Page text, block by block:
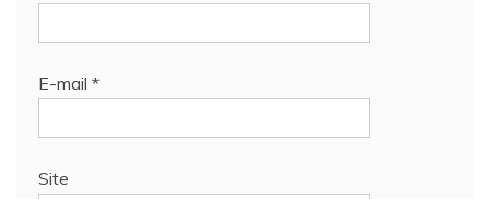
E-mail *
Site